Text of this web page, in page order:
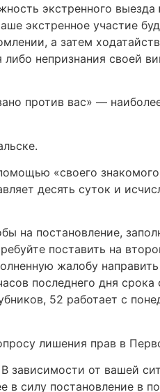
экстренного
экстренное участие
а затем
непризнания своей
против вас» —
«своего
десять суток и
на постановление,
поставить на
жалобу
последнего дня срока
52 работает с
лишения прав в
зависимости от вашей
силу постановление в